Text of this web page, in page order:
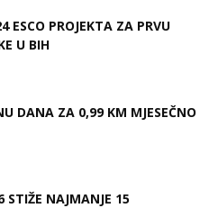
ESCO PROJEKTA ZA PRVU
U BIH
DANA ZA 0,99 KM MJESEČNO
STIŽE NAJMANJE 15